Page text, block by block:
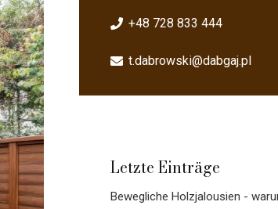
+48 728 833 444
t.dabrowski@dabgaj.pl
Letzte Einträge
Bewegliche Holzjalousien -